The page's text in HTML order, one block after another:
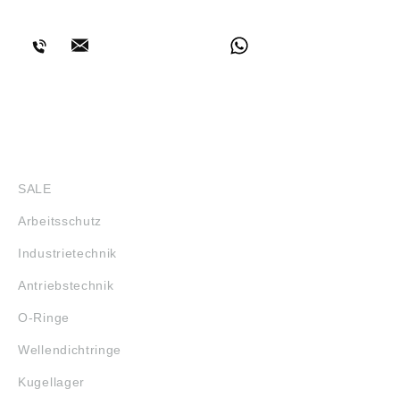
SALE
Arbeitsschutz
Industrietechnik
Antriebstechnik
O-Ringe
Wellendichtringe
Kugellager